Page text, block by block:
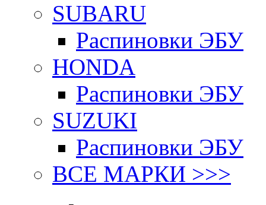
SUBARU
Распиновки ЭБУ
HONDA
Распиновки ЭБУ
SUZUKI
Распиновки ЭБУ
ВСЕ МАРКИ >>>